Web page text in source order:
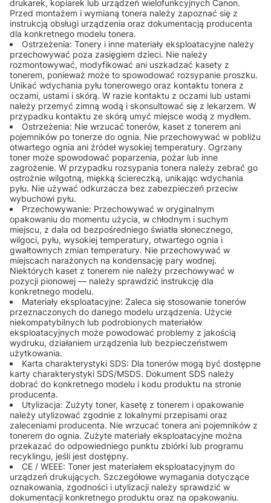
drukarek, kopiarek lub urządzeń wielofunkcyjnych Canon.
Przed montażem i wymianą tonera należy zapoznać się z
instrukcją obsługi urządzenia oraz dokumentacją producenta
dla konkretnego modelu tonera.
Ostrzeżenia: Tonery i inne materiały eksploatacyjne należy
przechowywać poza zasięgiem dzieci. Nie należy
rozmontowywać, modyfikować ani uszkadzać kasety z
tonerem, ponieważ może to spowodować rozsypanie proszku.
Unikać wdychania pyłu tonerowego oraz kontaktu tonera z
oczami, ustami i skórą. W razie kontaktu z oczami lub ustami
należy przemyć zimną wodą i skonsultować się z lekarzem. W
przypadku kontaktu ze skórą umyć miejsce wodą z mydłem.
Ostrzeżenia: Nie wrzucać tonerów, kaset z tonerem ani
pojemników po tonerze do ognia. Nie przechowywać w pobliżu
otwartego ognia ani źródeł wysokiej temperatury. Ogrzany
toner może spowodować poparzenia, pożar lub inne
zagrożenie. W przypadku rozsypania tonera należy zebrać go
ostrożnie wilgotną, miękką ściereczką, unikając wdychania
pyłu. Nie używać odkurzacza bez zabezpieczeń przeciw
wybuchowi pyłu.
Przechowywanie: Przechowywać w oryginalnym
opakowaniu do momentu użycia, w chłodnym i suchym
miejscu, z dala od bezpośredniego światła słonecznego,
wilgoci, pyłu, wysokiej temperatury, otwartego ognia i
gwałtownych zmian temperatury. Nie przechowywać w
miejscach narażonych na kondensację pary wodnej.
Niektórych kaset z tonerem nie należy przechowywać w
pozycji pionowej — należy sprawdzić instrukcję dla
konkretnego modelu.
Materiały eksploatacyjne: Zaleca się stosowanie tonerów
przeznaczonych do danego modelu urządzenia. Użycie
niekompatybilnych lub podrobionych materiałów
eksploatacyjnych może powodować problemy z jakością
wydruku, działaniem urządzenia lub bezpieczeństwem
użytkowania.
Karta charakterystyki SDS: Dla tonerów mogą być dostępne
karty charakterystyki SDS/MSDS. Dokument SDS należy
dobrać do konkretnego modelu i kodu produktu na stronie
producenta.
Utylizacja: Zużyty toner, kasetę z tonerem i opakowanie
należy utylizować zgodnie z lokalnymi przepisami oraz
zaleceniami producenta. Nie wrzucać tonera ani pojemników z
tonerem do ognia. Zużyte materiały eksploatacyjne można
przekazać do odpowiedniego punktu zbiórki lub programu
recyklingu, jeśli jest dostępny.
CE / WEEE: Toner jest materiałem eksploatacyjnym do
urządzeń drukujących. Szczegółowe wymagania dotyczące
oznakowania, zgodności i utylizacji należy sprawdzić w
dokumentacji konkretnego produktu oraz na opakowaniu.